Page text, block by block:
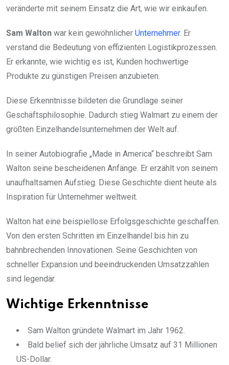
veränderte mit seinem Einsatz die Art, wie wir einkaufen.
Sam Walton war kein gewöhnlicher Unternehmer. Er
verstand die Bedeutung von effizienten Logistikprozessen.
Er erkannte, wie wichtig es ist, Kunden hochwertige
Produkte zu günstigen Preisen anzubieten.
Diese Erkenntnisse bildeten die Grundlage seiner
Geschäftsphilosophie. Dadurch stieg Walmart zu einem der
größten Einzelhandelsunternehmen der Welt auf.
In seiner Autobiografie „Made in America“ beschreibt Sam
Walton seine bescheidenen Anfänge. Er erzählt von seinem
unaufhaltsamen Aufstieg. Diese Geschichte dient heute als
Inspiration für Unternehmer weltweit.
Walton hat eine beispiellose Erfolgsgeschichte geschaffen.
Von den ersten Schritten im Einzelhandel bis hin zu
bahnbrechenden Innovationen. Seine Geschichten von
schneller Expansion und beeindruckenden Umsatzzahlen
sind legendär.
Wichtige Erkenntnisse
Sam Walton gründete Walmart im Jahr 1962.
Bald belief sich der jährliche Umsatz auf 31 Millionen
US-Dollar.